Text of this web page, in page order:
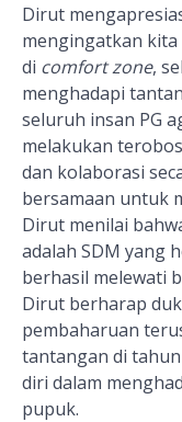
Dirut
mengingatkan
di comfort zone,
menghadapi
seluruh insan PG
melakukan
dan kolaborasi
bersamaan untuk
Dirut menilai
adalah SDM yang
berhasil melewati
Dirut berharap
pembaharuan
tantangan di
diri dalam
pupuk.